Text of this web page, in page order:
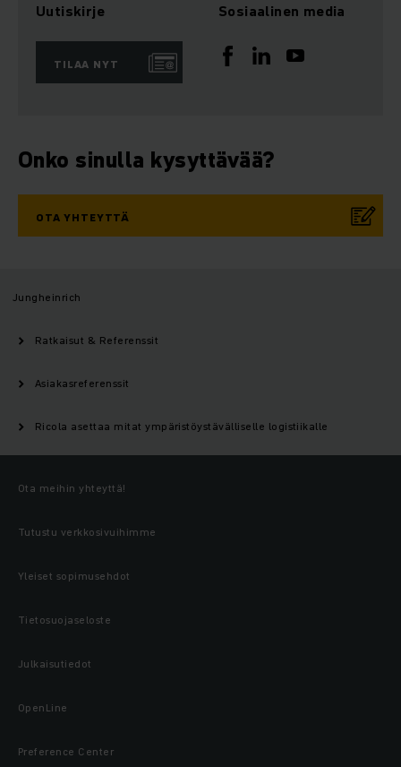
Uutiskirje
TILAA NYT
Sosiaalinen media
Onko sinulla kysyttävää?
OTA YHTEYTTÄ
Jungheinrich
Ratkaisut & Referenssit
Asiakasreferenssit
Ricola asettaa mitat ympäristöystävälliselle logistiikalle
Ota meihin yhteyttä!
Tutustu verkkosivuihimme
Yleiset sopimusehdot
Tietosuojaseloste
Julkaisutiedot
OpenLine
Preference Center